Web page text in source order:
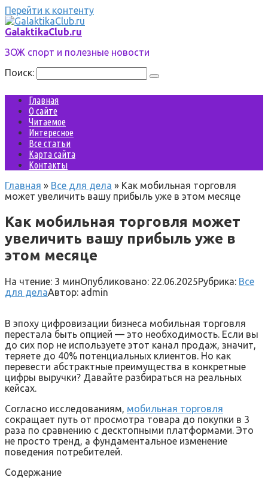
Перейти к контенту
GalaktikaClub.ru
ЗОЖ спорт и полезные новости
Поиск:
Главная
О сайте
Читаемое
Интересное
Все статьи
Карта сайта
Контакты
Главная » Все для дела » Как мобильная торговля
может увеличить вашу прибыль уже в этом месяце
Как мобильная торговля может
увеличить вашу прибыль уже в
этом месяце
На чтение: 3 минОпубликовано: 22.06.2025Рубрика: Все
для делаАвтор: admin
В эпоху цифровизации бизнеса мобильная торговля
перестала быть опцией — это необходимость. Если вы
до сих пор не используете этот канал продаж, значит,
теряете до 40% потенциальных клиентов. Но как
перевести абстрактные преимущества в конкретные
цифры выручки? Давайте разбираться на реальных
кейсах.
Согласно исследованиям, мобильная торговля
сокращает путь от просмотра товара до покупки в 3
раза по сравнению с десктопными платформами. Это
не просто тренд, а фундаментальное изменение
поведения потребителей.
Содержание